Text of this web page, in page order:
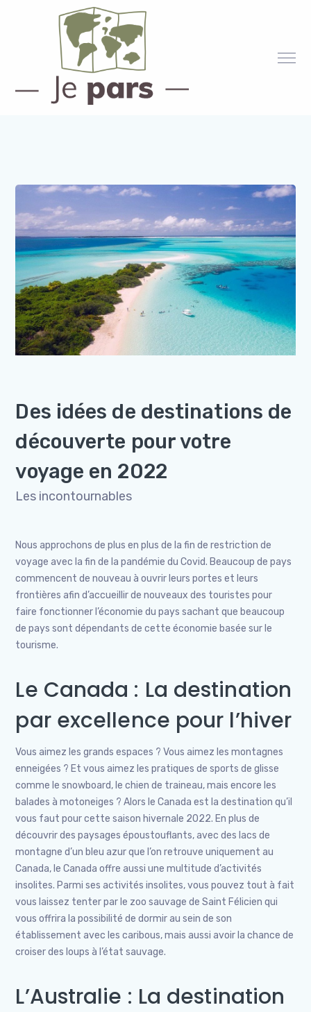
Des idées de destinations de
découverte pour votre
voyage en 2022
Les incontournables
Nous approchons de plus en plus de la fin de restriction de
voyage avec la fin de la pandémie du Covid. Beaucoup de pays
commencent de nouveau à ouvrir leurs portes et leurs
frontières afin d’accueillir de nouveaux des touristes pour
faire fonctionner l’économie du pays sachant que beaucoup
de pays sont dépendants de cette économie basée sur le
tourisme.
Le Canada : La destination
par excellence pour l’hiver
Vous aimez les grands espaces ? Vous aimez les montagnes
enneigées ? Et vous aimez les pratiques de sports de glisse
comme le snowboard, le chien de traineau, mais encore les
balades à motoneiges ? Alors le Canada est la destination qu’il
vous faut pour cette saison hivernale 2022. En plus de
découvrir des paysages époustouflants, avec des lacs de
montagne d’un bleu azur que l’on retrouve uniquement au
Canada, le Canada offre aussi une multitude d’activités
insolites. Parmi ses activités insolites, vous pouvez tout à fait
vous laissez tenter par le zoo sauvage de Saint Félicien qui
vous offrira la possibilité de dormir au sein de son
établissement avec les caribous, mais aussi avoir la chance de
croiser des loups à l’état sauvage.
L’Australie : La destination